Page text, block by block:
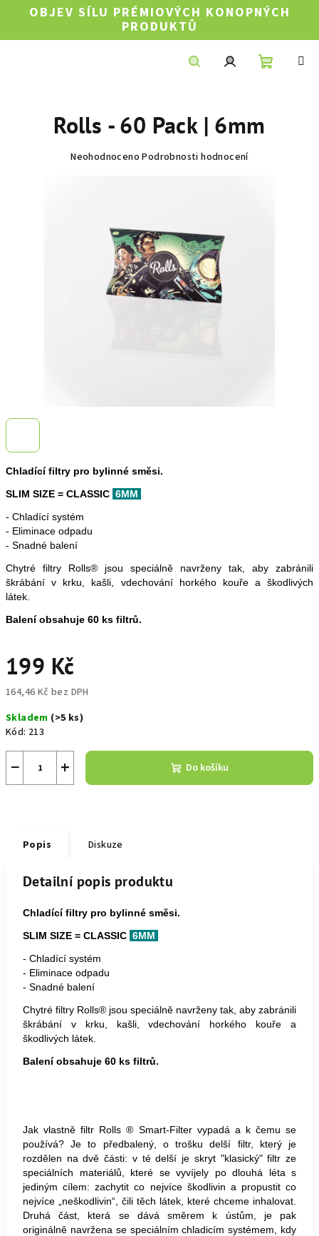
OBJEV SÍLU PRÉMIOVÝCH KONOPNÝCH
PRODUKTŮ
Chladící filtry pro bylinné směsi.
SLIM SIZE = CLASSIC 6MM
- Chladící systém
- Eliminace odpadu
- Snadné balení
Chytré filtry Rolls® jsou speciálně navrženy tak, aby zabránili
škrábání v krku, kašli, vdechování horkého kouře a škodlivých
látek.
Balení obsahuje 60 ks filtrů.
199 Kč
164,46 Kč bez DPH
cena:
Skladem (>5 ks)
Kód: 213
+
− Do košíku
Rolls - 60 Pack | 6mm
Průměrné
hvězdiček.
Neohodnoceno Podrobnosti hodnocení
Popis Diskuze
Detailní popis produktu
Chladící filtry pro bylinné směsi.
SLIM SIZE = CLASSIC 6MM
- Chladící systém
- Eliminace odpadu
- Snadné balení
Chytré filtry Rolls® jsou speciálně navrženy tak, aby zabránili
škrábání v krku, kašli, vdechování horkého kouře a
škodlivých látek.
Balení obsahuje 60 ks filtrů.
Jak vlastně filtr Rolls ® Smart-Filter vypadá a k čemu se
používá? Je to předbalený, o trošku delší filtr, který je
rozdělen na dvě části: v té delší je skryt "klasický" filtr ze
speciálních materiálů, které se vyvíjely po dlouhá léta s
jediným cílem: zachytit co nejvíce škodlivin a propustit co
nejvíce „neškodlivin“, čili těch látek, které chceme inhalovat.
Druhá část, která se dává směrem k ústům, je pak
originálně navržena se speciálním chladicím systémem, kdy